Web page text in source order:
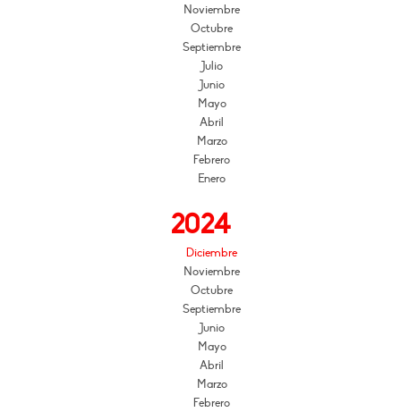
Noviembre
Octubre
Septiembre
Julio
Junio
Mayo
Abril
Marzo
Febrero
Enero
2024
Diciembre
Noviembre
Octubre
Septiembre
Junio
Mayo
Abril
Marzo
Febrero